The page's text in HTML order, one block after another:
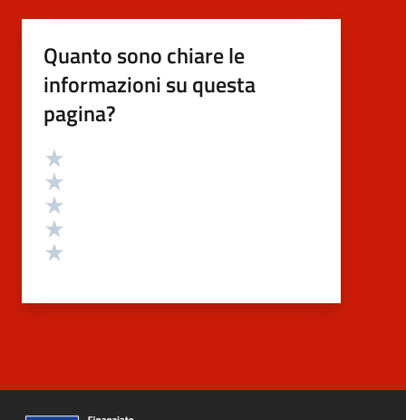
Quanto sono chiare le
informazioni su questa
pagina?
Valutazione